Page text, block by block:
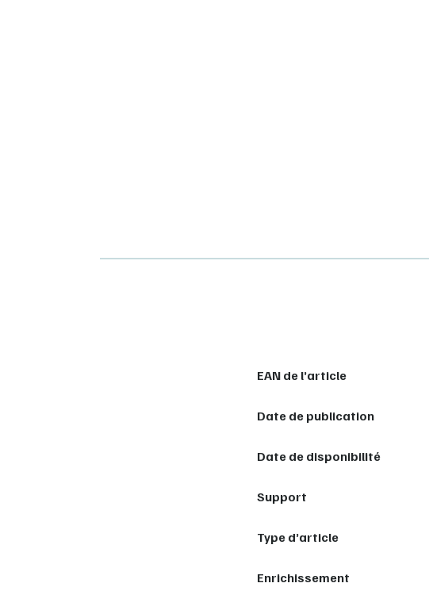
EAN de l’article
Date de publication
Date de disponibilité
Support
Type d’article
Enrichissement